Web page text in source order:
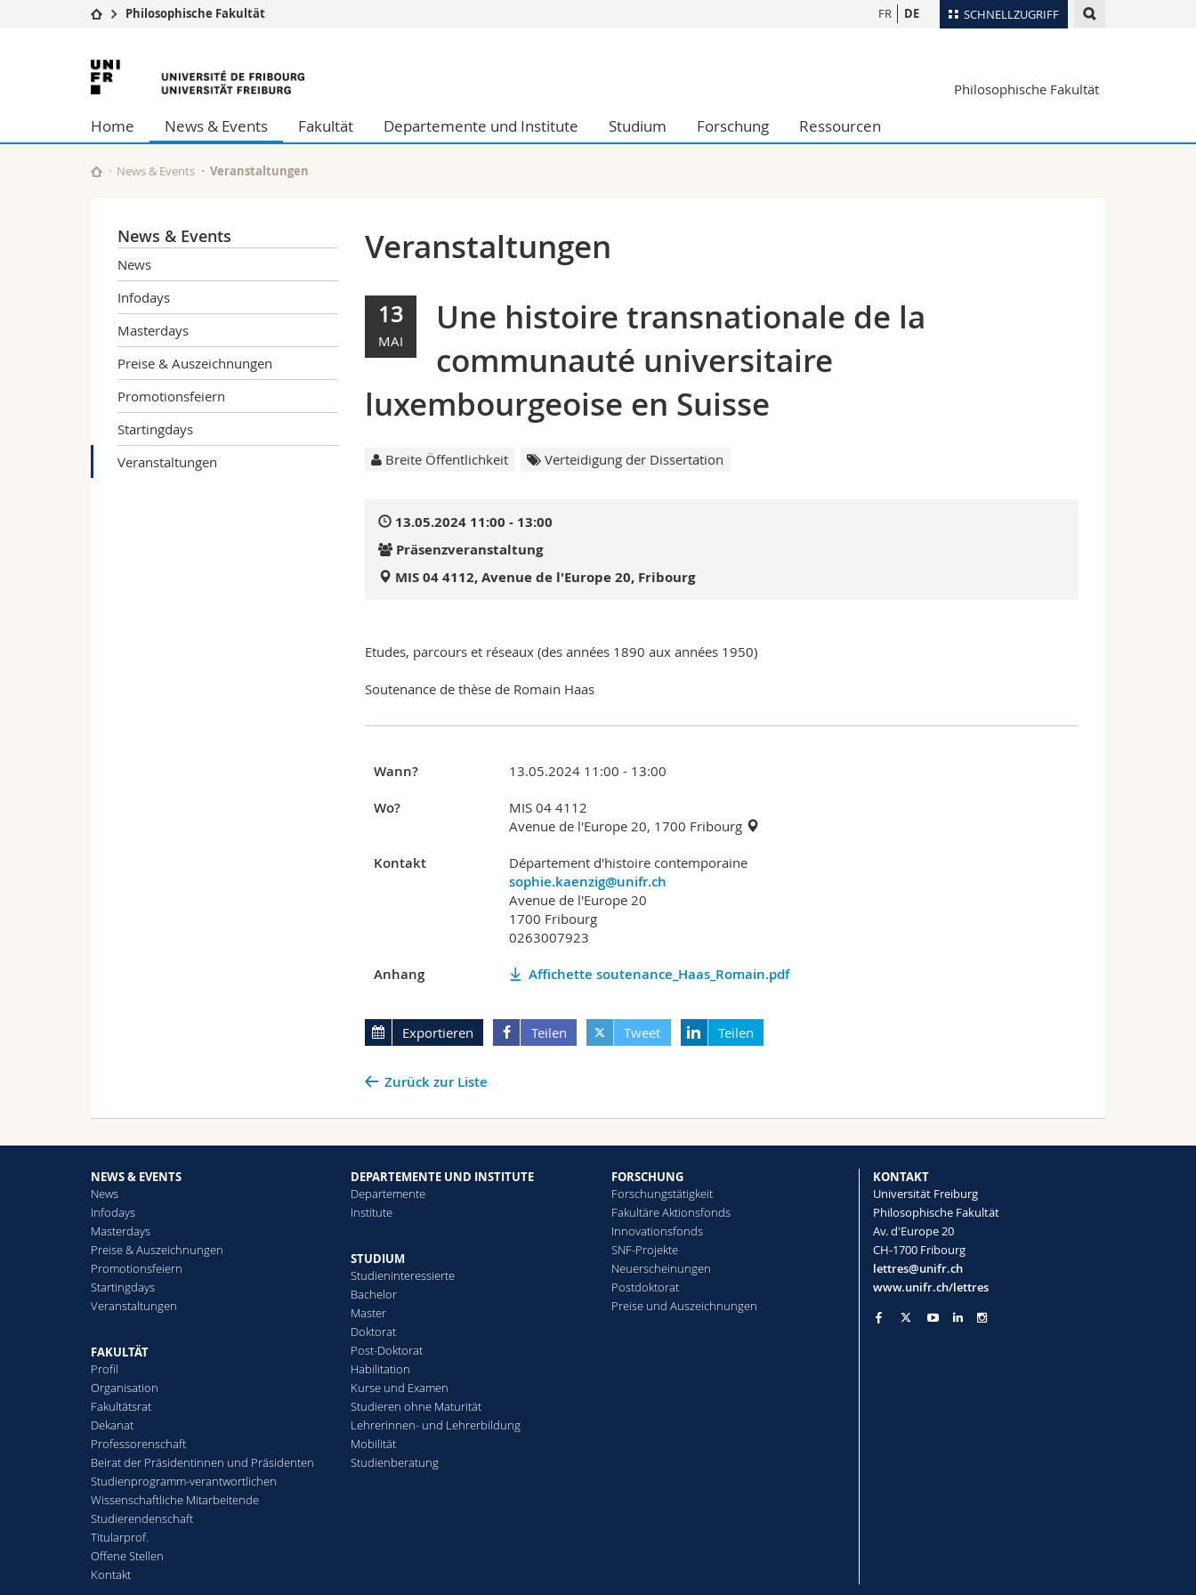
SCHNELLZUGRIFF
Universität
Studium
Forschung
Universität
Weiterbildung
Wirtschafts- und Sozialwissenschaftliche Fak.
Philosophische Fak.
Fak. für Erziehungs- und Bildungswissenschaften
Medien
Forschende
Ortsplan
Webmail
FR DE
Philosophische Fakultät
Universität
Freiburg
Philosophische Fakultät
Home News & Events Fakultät Departemente und Institute Studium Forschung Ressourcen
News & Events Veranstaltungen
News & Events
News
Infodays
Masterdays
Preise & Auszeichnungen
Promotionsfeiern
Startingdays
Veranstaltungen
Veranstaltungen
13
MAI
Une histoire transnationale de la
communauté universitaire
luxembourgeoise en Suisse
Breite Öffentlichkeit Verteidigung der Dissertation
13.05.2024 11:00 - 13:00
Präsenzveranstaltung
MIS 04 4112, Avenue de l'Europe 20, Fribourg
Etudes, parcours et réseaux (des années 1890 aux années 1950)
Soutenance de thèse de Romain Haas
Wann? 13.05.2024 11:00 - 13:00
Wo?
MIS 04 4112
Avenue de l'Europe 20, 1700 Fribourg
Kontakt Département d'histoire contemporaine
sophie.kaenzig@unifr.ch
Avenue de l'Europe 20
1700 Fribourg
0263007923
Anhang Affichette soutenance_Haas_Romain.pdf
Exportieren Teilen Tweet Teilen
Zurück zur Liste
NEWS & EVENTS
News
Infodays
Masterdays
Preise & Auszeichnungen
Promotionsfeiern
Startingdays
Veranstaltungen
FAKULTÄT
Profil
Organisation
Fakultätsrat
Dekanat
Professorenschaft
Beirat der Präsidentinnen und Präsidenten
Studienprogramm-verantwortlichen
Wissenschaftliche Mitarbeitende
Studierendenschaft
Titularprof.
Offene Stellen
Kontakt
DEPARTEMENTE UND INSTITUTE
Departemente
Institute
STUDIUM
Studieninteressierte
Bachelor
Master
Doktorat
Post-Doktorat
Habilitation
Kurse und Examen
Studieren ohne Maturität
Lehrerinnen- und Lehrerbildung
Mobilität
Studienberatung
FORSCHUNG
Forschungstätigkeit
Fakultäre Aktionsfonds
Innovationsfonds
SNF-Projekte
Neuerscheinungen
Postdoktorat
Preise und Auszeichnungen
KONTAKT
Universität Freiburg
Philosophische Fakultät
Av. d'Europe 20
CH-1700 Fribourg
lettres@unifr.ch
www.unifr.ch/lettres